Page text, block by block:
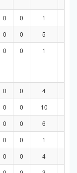
0 0 1
0 0 5
0 0 1
0 0 4
0 0 10
0 0 6
0 0 1
0 0 4